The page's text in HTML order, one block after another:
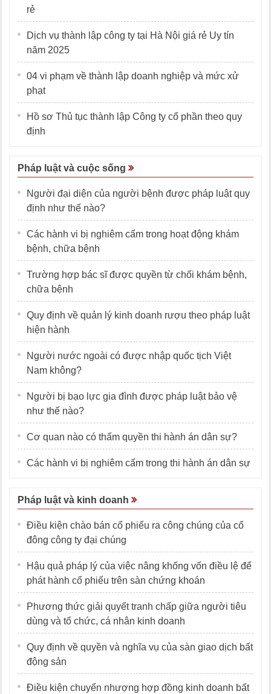
rẻ
Dịch vụ thành lập công ty tại Hà Nội giá rẻ Uy tín
năm 2025
04 vi phạm về thành lập doanh nghiệp và mức xử
phạt
Hồ sơ Thủ tục thành lập Công ty cổ phần theo quy
định
Pháp luật và cuộc sống
Người đại diện của người bệnh được pháp luật quy
định như thế nào?
Các hành vi bị nghiêm cấm trong hoạt động khám
bệnh, chữa bệnh
Trường hợp bác sĩ được quyền từ chối khám bệnh,
chữa bệnh
Quy định về quản lý kinh doanh rượu theo pháp luật
hiện hành
Người nước ngoài có được nhập quốc tịch Việt
Nam không?
Người bị bạo lực gia đình được pháp luật bảo vệ
như thế nào?
Cơ quan nào có thẩm quyền thi hành án dân sự?
Các hành vi bị nghiêm cấm trong thi hành án dân sự
Pháp luật và kinh doanh
Điều kiện chào bán cổ phiếu ra công chúng của cổ
đông công ty đại chúng
Hậu quả pháp lý của việc nâng khống vốn điều lệ để
phát hành cổ phiếu trên sàn chứng khoán
Phương thức giải quyết tranh chấp giữa người tiêu
dùng và tổ chức, cá nhân kinh doanh
Quy định về quyền và nghĩa vụ của sàn giao dịch bất
động sản
Điều kiện chuyển nhượng hợp đồng kinh doanh bất